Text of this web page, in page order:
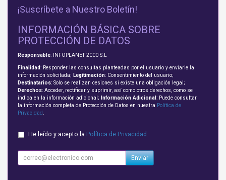
¡Suscríbete a Nuestro Boletín!
INFORMACIÓN BÁSICA SOBRE
PROTECCIÓN DE DATOS
Responsable: INFOPLANET 2000 S.L
Finalidad: Responder las consultas planteadas por el usuario y enviarle la
información solicitada; Legitimación: Consentimiento del usuario;
Destinatarios: Solo se realizan cesiones si existe una obligación legal;
Derechos: Acceder, rectificar y suprimir, así como otros derechos, como se
indica en la información adicional;
Información Adicional : Puede consultar
la información completa de Protección de Datos en nuestra Política de
Privacidad
He leído y acepto la Política de Privacidad
Enviar